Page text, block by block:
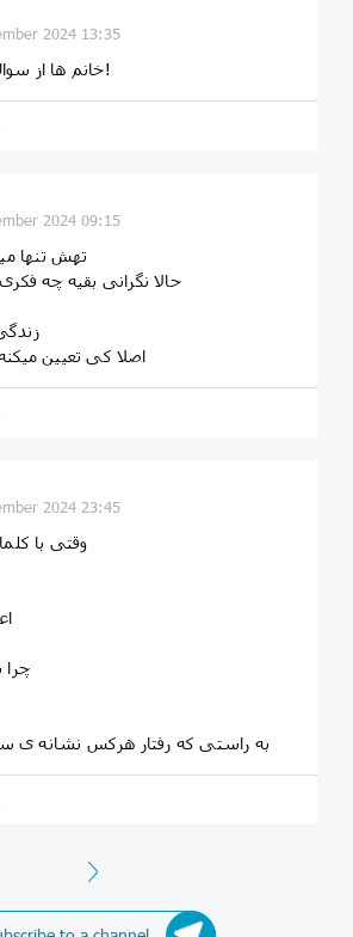
2024 13:35
خانم ها از سوال خوششون نمیاد!
2024 09:15
تهش تنها
حالا نگرانی بقیه چه
اصلا کی تعیین
2024 23:45
وقتی با
چرا
به راستی که رفتار هرکس نشانه ی
Next